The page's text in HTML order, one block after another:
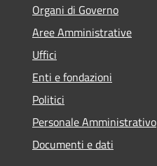
Organi di Governo
Aree Amministrative
Uffici
Enti e fondazioni
Politici
Personale Amministrativo
Documenti e dati